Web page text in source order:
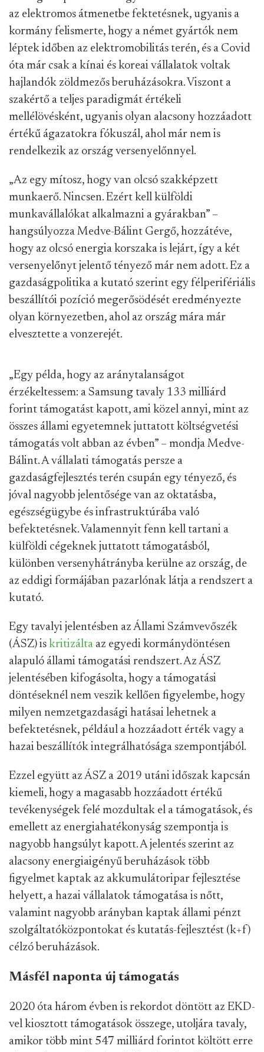
az elektromos átmenetbe fektetésnek, ugyanis a
kormány felismerte, hogy a német gyártók nem
léptek időben az elektromobilitás terén, és a Covid
óta már csak a kínai és koreai vállalatok voltak
hajlandók zöldmezős beruházásokra. Viszont a
szakértő a teljes paradigmát értékeli
mellélövésként, ugyanis olyan alacsony hozzáadott
értékű ágazatokra fókuszál, ahol már nem is
rendelkezik az ország versenyelőnnyel.
„Az egy mítosz, hogy van olcsó szakképzett
munkaerő. Nincsen. Ezért kell külföldi
munkavállalókat alkalmazni a gyárakban” –
hangsúlyozza Medve-Bálint Gergő, hozzátéve,
hogy az olcsó energia korszaka is lejárt, így a két
versenyelőnyt jelentő tényező már nem adott. Ez a
gazdaságpolitika a kutató szerint egy félperifériális
beszállítói pozíció megerősödését eredményezte
olyan környezetben, ahol az ország mára már
elvesztette a vonzerejét.
„Egy példa, hogy az aránytalanságot
érzékeltessem: a Samsung tavaly 133 milliárd
forint támogatást kapott, ami közel annyi, mint az
összes állami egyetemnek juttatott költségvetési
támogatás volt abban az évben” – mondja Medve-
Bálint. A vállalati támogatás persze a
gazdaságfejlesztés terén csupán egy tényező, és
jóval nagyobb jelentősége van az oktatásba,
egészségügybe és infrastruktúrába való
befektetésnek. Valamennyit fenn kell tartani a
külföldi cégeknek juttatott támogatásból,
különben versenyhátrányba kerülne az ország, de
az eddigi formájában pazarlónak látja a rendszert a
kutató.
Egy tavalyi jelentésben az Állami Számvevőszék
(ÁSZ) is kritizálta az egyedi kormánydöntésen
alapuló állami támogatási rendszert. Az ÁSZ
jelentésében kifogásolta, hogy a támogatási
döntéseknél nem veszik kellően figyelembe, hogy
milyen nemzetgazdasági hatásai lehetnek a
befektetésnek, például a hozzáadott érték vagy a
hazai beszállítók integrálhatósága szempontjából.
Ezzel együtt az ÁSZ a 2019 utáni időszak kapcsán
kiemeli, hogy a magasabb hozzáadott értékű
tevékenységek felé mozdultak el a támogatások, és
emellett az energiahatékonyság szempontja is
nagyobb hangsúlyt kapott. A jelentés szerint az
alacsony energiaigényű beruházások több
figyelmet kaptak az akkumulátoripar fejlesztése
helyett, a hazai vállalatok támogatása is nőtt,
valamint nagyobb arányban kaptak állami pénzt
szolgáltatóközpontokat és kutatás-fejlesztést (k+f)
célzó beruházások.
Másfél naponta új támogatás
2020 óta három évben is rekordot döntött az EKD-
vel kiosztott támogatások összege, utoljára tavaly,
amikor több mint 547 milliárd forintot költött erre